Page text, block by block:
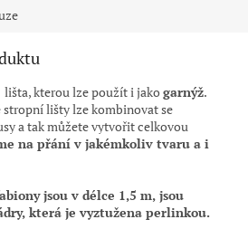
kterou lze použít i jakogarnýž.
stropní lišty lze kombinovat se
a tak můžete vytvořit celkovou
na přání v jakémkoliv tvaru a i
jsouv délce 1,5 m, jsou
která je vyztužena perlinkou.